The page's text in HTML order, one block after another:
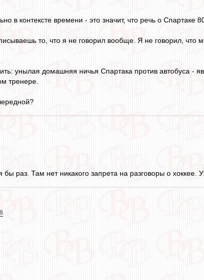
в контексте времени - это значит, что речь о Спартаке
то, что я не говорил вообще. Я не говорил, что
унылая домашняя ничья Спартака против автобуса -
тренере.
бы раз. Там нет никакого запрета на разговоры о хоккее.